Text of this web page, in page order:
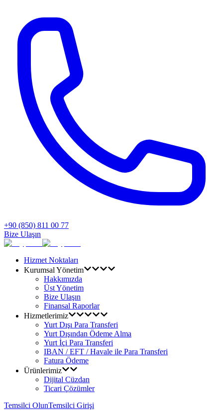
+90 (850) 811 00 77
Bize Ulaşın
Hizmet Noktaları
Kurumsal Yönetim
Hakkımızda
Üst Yönetim
Bize Ulaşın
Finansal Raporlar
Hizmetlerimiz
Yurt Dışı Para Transferi
Yurt Dışından Ödeme Alma
Yurt İçi Para Transferi
IBAN / EFT / Havale ile Para Transferi
Fatura Ödeme
Ürünlerimiz
Dijital Cüzdan
Ticari Çözümler
Temsilci OlunTemsilci Girişi